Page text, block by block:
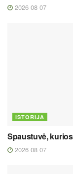
2026 08 07
ISTORIJA
Spaustuvė,
2026 08 07